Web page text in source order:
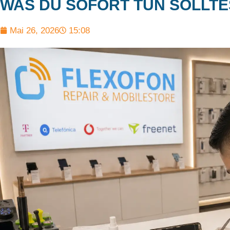
WAS DU SOFORT TUN
Mai 26, 2026 15:08